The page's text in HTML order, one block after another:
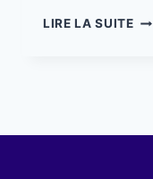
LIRE LA SUITE